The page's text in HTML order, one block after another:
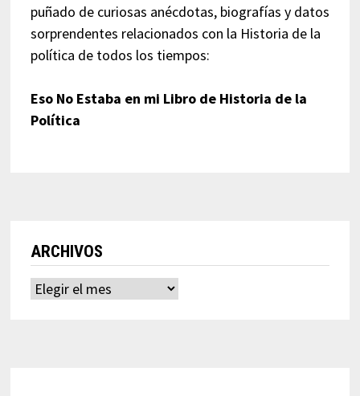
puñado de curiosas anécdotas, biografías y datos
sorprendentes relacionados con la Historia de la
política de todos los tiempos:
Eso No Estaba en mi Libro de Historia de la
Política
ARCHIVOS
Archivos